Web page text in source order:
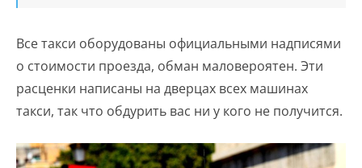
Все такси оборудованы официальными надписями
о стоимости проезда, обман маловероятен. Эти
расценки написаны на дверцах всех машинах
такси, так что обдурить вас ни у кого не получится.